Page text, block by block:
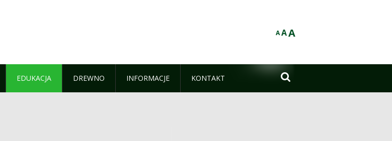
AAA
EDUKACJA DREWNO INFORMACJE KONTAKT 